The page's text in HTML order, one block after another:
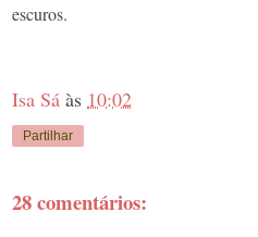
escuros.
Isa Sá às 10:02
Partilhar
28 comentários: